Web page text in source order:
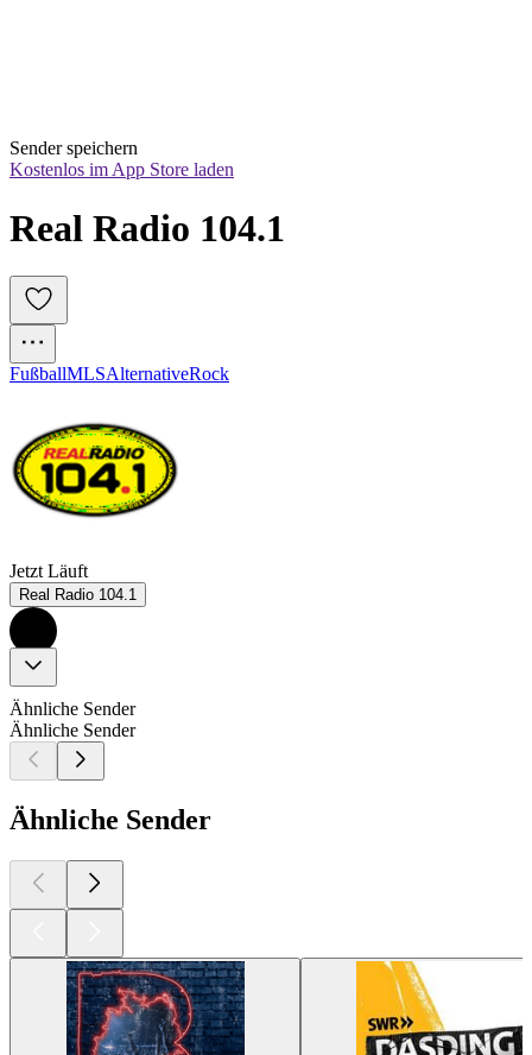
Sender speichern
Kostenlos im App Store laden
FußballMLSAlternativeRock
Jetzt Läuft
Real Radio 104.1
Ähnliche Sender
Ähnliche Sender
Ähnliche Sender